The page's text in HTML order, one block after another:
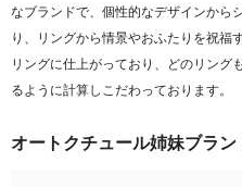
なブランドで、個性的なデザインから
り、リングから情景やおふたりを祝福
リングに仕上がっており、どのリング
るように計算しこだわっております。
オートクチュール姉妹ブラ